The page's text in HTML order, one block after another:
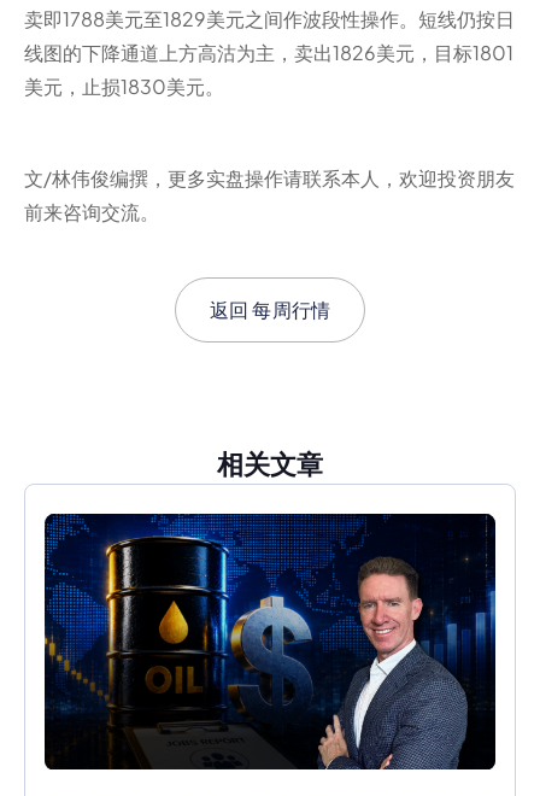
卖即1788美元至1829美元之间作波段性操作。短线仍按日
线图的下降通道上方高沽为主，卖出1826美元，目标1801
美元，止损1830美元。
文/林伟俊编撰，更多实盘操作请联系本人，欢迎投资朋友
前来咨询交流。
返回每周行情
相关文章